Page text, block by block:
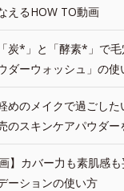
えるHOW TO動画
炭*」と「酵素*」で
ダーウォッシュ」の使
めのメイクで過ごし
のスキンケアパウダー
】カバー力も素肌感
ーションの使い方